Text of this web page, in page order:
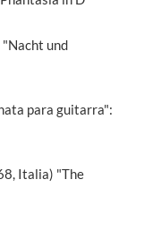
und
para guitarra":
Italia) "The